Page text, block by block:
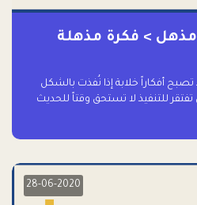
مذهل > فكرة مذهلة
تصبح أفكاراً خلابة إذا نُفذت بالشكل
تفتقر للتنفيذ لا تستحق وقتاً للحديث
28-06-2020